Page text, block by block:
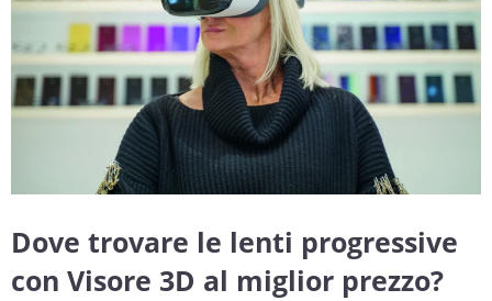
Dove trovare le lenti progressive
con Visore 3D al miglior prezzo?